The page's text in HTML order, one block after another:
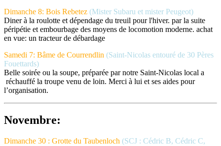
Dimanche 8: Bois Rebetez (Mister Subaru et mister Peugeot)
Diner à la roulotte et dépendage du treuil pour l'hiver. par la suite
péripétie et embourbage des moyens de locomotion moderne. achat
en vue: un tracteur de débardage
Samedi 7: Bâme de Courrendlin (Saint-Nicolas entouré de 30 Pères
Fouettards)
Belle soirée ou la soupe, préparée par notre Saint-Nicolas local a
réchauffé la troupe venu de loin. Merci à lui et ses aides pour
l’organisation.
Novembre:
Dimanche 30 : Grotte du Taubenloch (SCJ : Cédric B, Cédric C,